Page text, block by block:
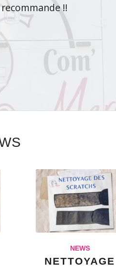
!!
NEWS